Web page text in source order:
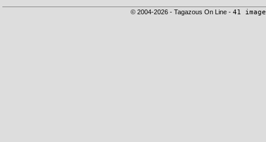
© 2004-2026 - Tagazous On Line - 41